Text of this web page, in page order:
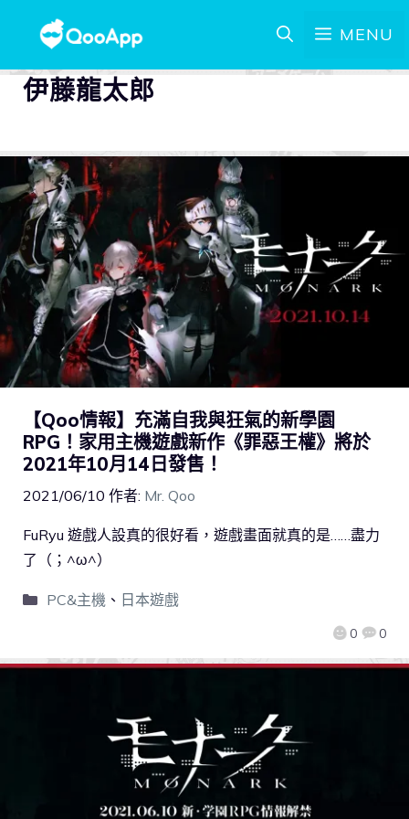
MENU
伊藤龍太郎
【Qoo情報】充滿自我與狂氣的新學園
RPG！家用主機遊戲新作《罪惡王權》將於
2021年10月14日發售！
2021/06/10 作者: Mr. Qoo
0 0
FuRyu 遊戲人設真的很好看，遊戲畫面就真的是……盡力
了（；^ω^）
PC&主機、 日本遊戲